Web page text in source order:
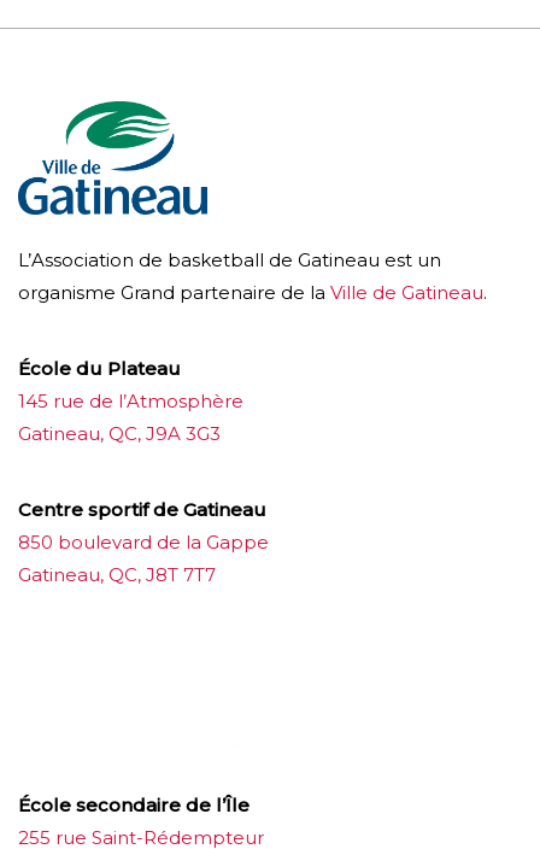
L’Association de basketball de Gatineau est un
organisme Grand partenaire de la Ville de Gatineau.
École du Plateau
145 rue de l’Atmosphère
Gatineau, QC, J9A 3G3
Centre sportif de Gatineau
850 boulevard de la Gappe
Gatineau, QC, J8T 7T7
École secondaire de l’Île
255 rue Saint-Rédempteur